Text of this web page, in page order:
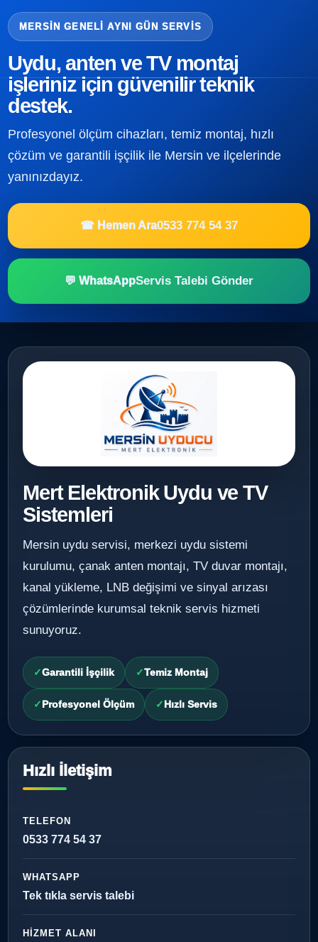
MERSIN GENELI AYNI GÜN SERVIS
Uydu, anten ve TV montaj
işleriniz için güvenilir teknik
destek.
Profesyonel ölçüm cihazları, temiz montaj, hızlı
çözüm ve garantili işçilik ile Mersin ve ilçelerinde
yanınızdayız.
☎ Hemen Ara0533 774 54 37
💬 WhatsAppServis Talebi Gönder
Mert Elektronik Uydu ve TV
Sistemleri
Mersin uydu servisi, merkezi uydu sistemi
kurulumu, çanak anten montajı, TV duvar montajı,
kanal yükleme, LNB değişimi ve sinyal arızası
çözümlerinde kurumsal teknik servis hizmeti
sunuyoruz.
Garantili İşçilik Temiz Montaj
Profesyonel Ölçüm Hızlı Servis
Hızlı İletişim
TELEFON
0533 774 54 37
WHATSAPP
Tek tıkla servis talebi
HIZMET ALANI